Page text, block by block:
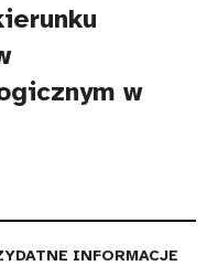
w
INFORMACJE